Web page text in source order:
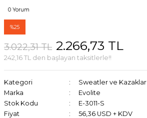
0 Yorum
%25
3.022,31 TL 2.266,73 TL
242,16 TL den başlayan taksitlerle!!
Kategori
Sweatler ve Kazaklar
Marka
Evolite
Stok Kodu
E-3011-S
Fiyat
56,36 USD + KDV